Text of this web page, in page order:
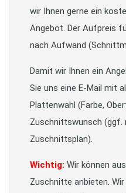
wir Ihnen gerne ein
Angebot. Der Aufpreis
nach Aufwand
Damit wir Ihnen ein
Sie uns eine E-Mail mit
Plattenwahl (Farbe,
Zuschnittswunsch (ggf.
Zuschnittsplan).
Wichtig: Wir können
Zuschnitte anbieten.